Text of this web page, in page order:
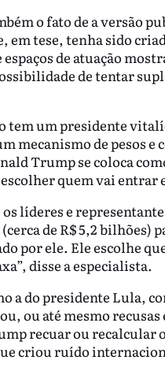
o fato de a versão
em tese, tenha sido
de atuação
de tentar
tem um presidente
mecanismo de pesos
Trump se coloca
quem vai entrar
líderes e
de R$ 5,2 bilhões)
por ele. Ele escolhe
disse a especialista.
a do presidente Lula,
ou até mesmo
recuar ou recalcular
criou ruído